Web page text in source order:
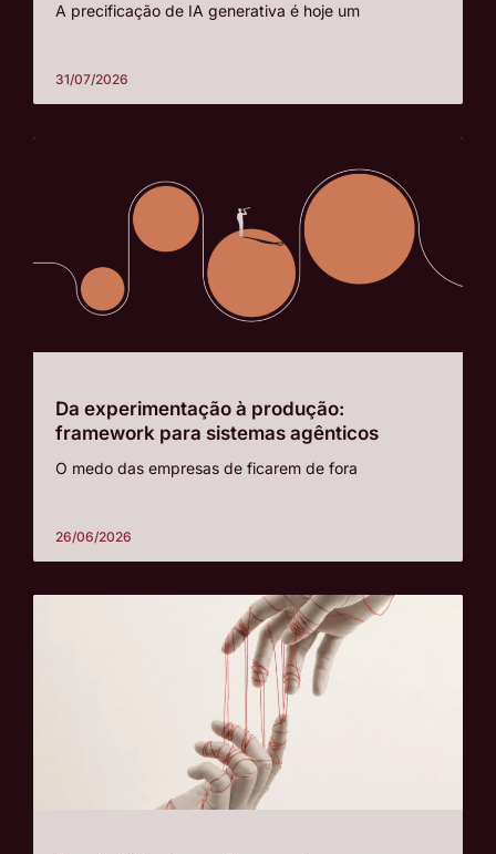
A precificação de IA generativa é hoje um
31/07/2026
Da experimentação à produção:
framework para sistemas agênticos
O medo das empresas de ficarem de fora
26/06/2026